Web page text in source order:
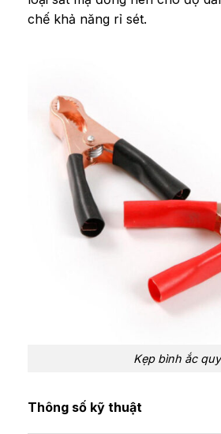
chế khả năng rỉ sét.
Kẹp bình ắc quy
Thông số kỹ thuật